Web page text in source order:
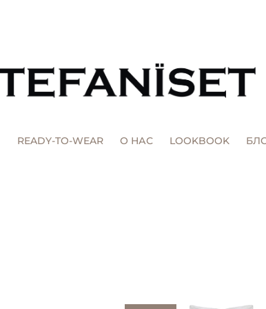
READY-TO-WEAR О НАС LOOKBOOK